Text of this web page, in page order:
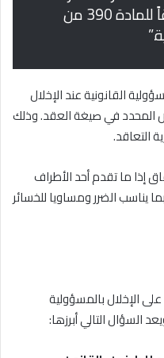
كتعويض عن الضرر. وفقاً للمادة 390 من
القانونية عند الإخلال
المحدد في صيغة العقد. وذلك
التعاقد.
إذا ما تقدم أحد الأطراف
يناسب الضرر ومساويا للخسائر
الإخلال بالمسؤولية
السؤال التالي أبرزها: